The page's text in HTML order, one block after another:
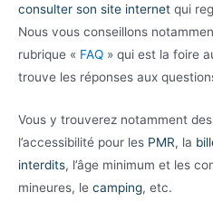
consulter son site internet qui
Nous vous conseillons
rubrique « FAQ » qui est la foire
trouve les réponses aux
Vous y trouverez notamment
l’accessibilité pour les PMR, la
interdits, l’âge minimum et les
mineures, le camping, etc.